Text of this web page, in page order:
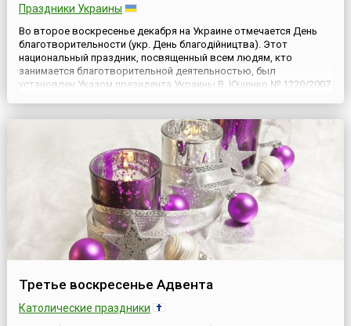
Праздники Украины
Во второе воскресенье декабря на Украине отмечается День
благотворительности (укр. День благодійництва). Этот
национальный праздник, посвященный всем людям, кто
занимается благотворительной деятельностью, был
установлен Указом президента Украины В. Ющенко № 1220/2007
принципов гуманизма и милосе...
Третье воскресенье Адвента
Католические праздники